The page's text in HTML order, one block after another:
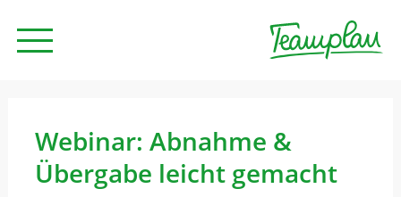
Beratung
Webinar: Abnahme &
Übergabe leicht gemacht